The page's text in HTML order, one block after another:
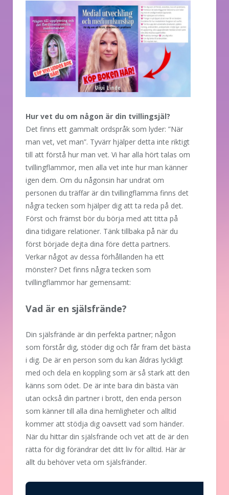
Hur vet du om någon är din tvillingsjäl?
Det finns ett gammalt ordspråk som lyder: ”När
man vet, vet man”. Tyvärr hjälper detta inte riktigt
till att förstå hur man vet. Vi har alla hört talas om
tvillingflammor, men alla vet inte hur man känner
igen dem. Om du någonsin har undrat om
personen du träffar är din tvillingflamma finns det
några tecken som hjälper dig att ta reda på det.
Först och främst bör du börja med att titta på
dina tidigare relationer. Tänk tillbaka på när du
först började dejta dina före detta partners.
Verkar något av dessa förhållanden ha ett
mönster? Det finns några tecken som
tvillingflammor har gemensamt:
Vad är en själsfrände?
Din själsfrände är din perfekta partner; någon
som förstår dig, stöder dig och får fram det bästa
i dig. De är en person som du kan åldras lyckligt
med och dela en koppling som är så stark att den
känns som ödet. De är inte bara din bästa vän
utan också din partner i brott, den enda person
som känner till alla dina hemligheter och alltid
kommer att stödja dig oavsett vad som händer.
När du hittar din själsfrände och vet att de är den
rätta för dig förändrar det ditt liv för alltid. Här är
allt du behöver veta om själsfränder.